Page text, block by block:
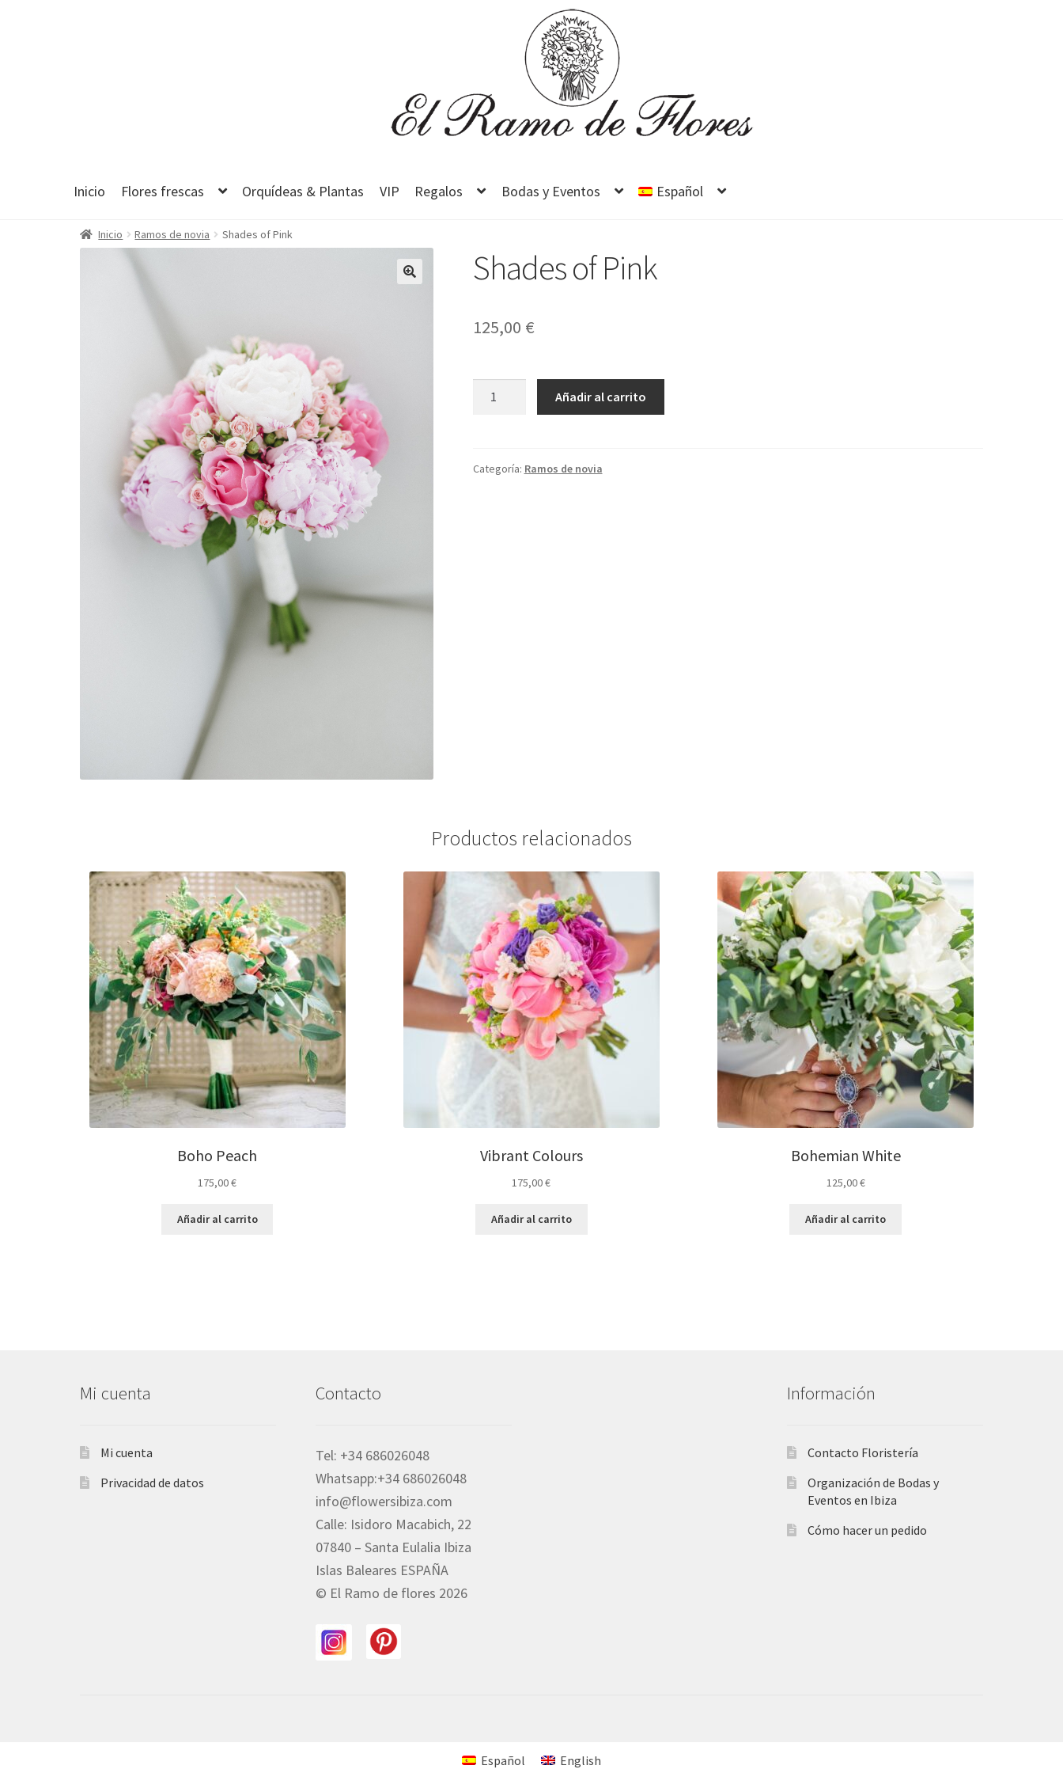
Inicio Flores frescas Orquídeas & Plantas VIP Regalos Bodas y Eventos Español
Inicio Ramos de novia Shades of Pink
Shades of Pink
125,00 €
Shades
Añadir al carrito
Categoría: Ramos de novia
Productos relacionados
Boho Peach
175,00€
Añadir al carrito
Vibrant Colours
175,00€
Añadir al carrito
Bohemian White
125,00€
Añadir al carrito
Mi cuenta
Mi cuenta
Privacidad de datos
Contacto
Tel: +34 686026048
Whatsapp:+34 686026048
info@flowersibiza.com
Calle: Isidoro Macabich, 22
07840 – Santa Eulalia Ibiza
Islas Baleares ESPAÑA
© El Ramo de flores 2026
Información
Contacto Floristería
Organización de Bodas y
Eventos en Ibiza
Cómo hacer un pedido
Español English